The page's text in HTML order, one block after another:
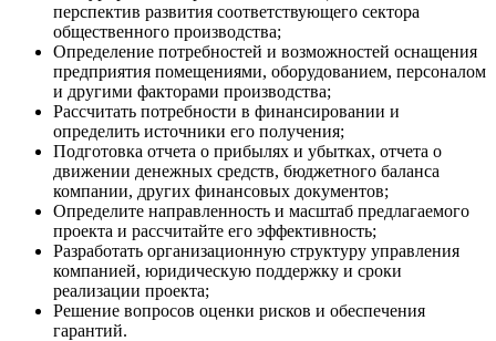
перспектив развития соответствующего сектора
общественного производства;
Определение потребностей и возможностей оснащения
предприятия помещениями, оборудованием, персоналом
и другими факторами производства;
Рассчитать потребности в финансировании и
определить источники его получения;
Подготовка отчета о прибылях и убытках, отчета о
движении денежных средств, бюджетного баланса
компании, других финансовых документов;
Определите направленность и масштаб предлагаемого
проекта и рассчитайте его эффективность;
Разработать организационную структуру управления
компанией, юридическую поддержку и сроки
реализации проекта;
Решение вопросов оценки рисков и обеспечения
гарантий.